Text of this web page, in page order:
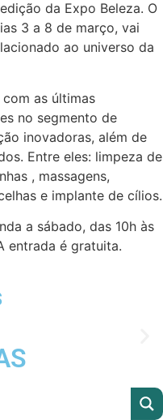
da Expo Beleza. O
3 a 8 de março, vai
ao universo da
as últimas
no segmento de
inovadoras, além de
Entre eles: limpeza de
, massagens,
e implante de cílios.
a sábado, das 10h às
entrada é gratuita.